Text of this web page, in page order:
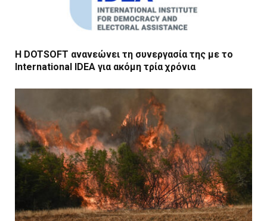
Η DOTSOFT ανανεώνει τη συνεργασία της με το
International IDEA για ακόμη τρία χρόνια